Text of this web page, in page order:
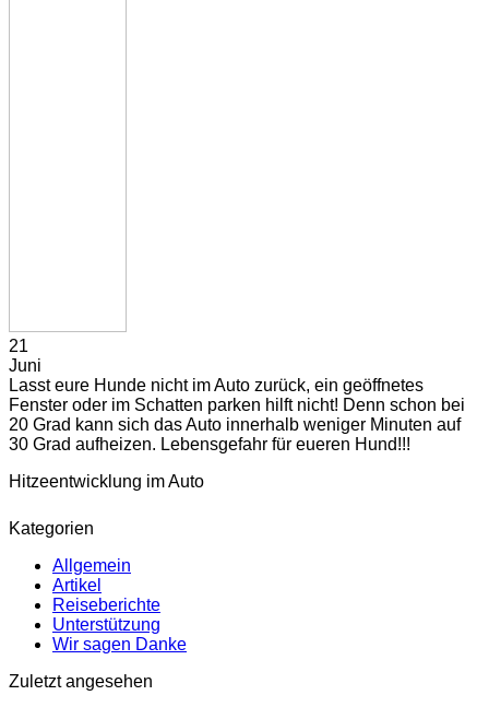
21
Juni
Lasst eure Hunde nicht im Auto zurück, ein geöffnetes
Fenster oder im Schatten parken hilft nicht! Denn schon bei
20 Grad kann sich das Auto innerhalb weniger Minuten auf
30 Grad aufheizen. Lebensgefahr für eueren Hund!!!
Hitzeentwicklung im Auto
Kategorien
Allgemein
Artikel
Reiseberichte
Unterstützung
Wir sagen Danke
Zuletzt angesehen